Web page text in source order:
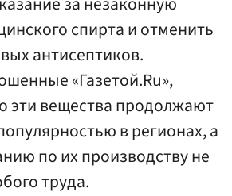
спирта и отменить
антисептиков.
«Газетой.Ru»,
эти вещества продолжают
в регионах, а
по их производству не
труда.